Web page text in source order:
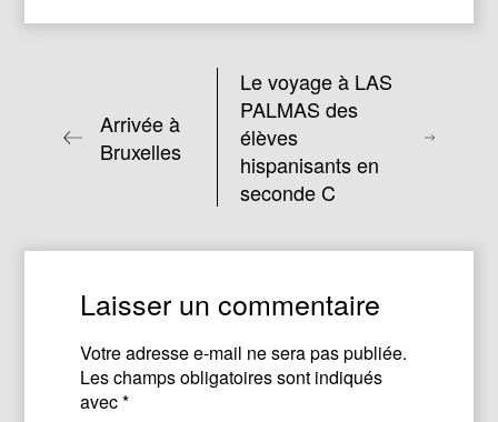
Arrivée à
Bruxelles
Le voyage à LAS
PALMAS des
élèves
hispanisants en
seconde C
Laisser un commentaire
Votre adresse e-mail ne sera pas publiée.
Les champs obligatoires sont indiqués
avec*